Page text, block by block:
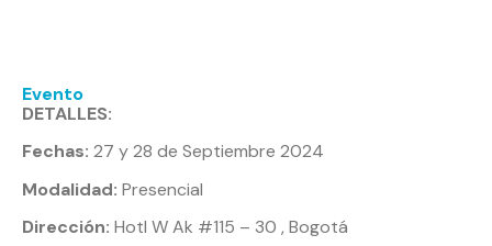
Evento
DETALLES:
Fechas: 27 y 28 de Septiembre 2024
Modalidad: Presencial
Dirección: Hotl W Ak #115 – 30 , Bogotá